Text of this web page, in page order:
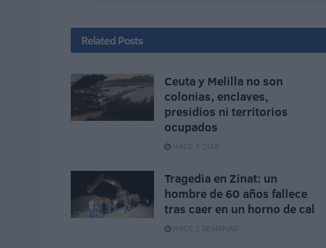
Related Posts
Ceuta y Melilla no son
colonias, enclaves,
presidios ni territorios
ocupados
HACE 5 DÍAS
Tragedia en Zinat: un
hombre de 60 años fallece
tras caer en un horno de cal
HACE 2 SEMANAS